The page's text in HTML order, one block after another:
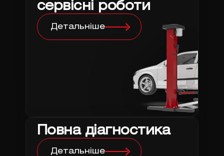
сервісні роботи
Детальніше
Повна діагностика
Детальніше